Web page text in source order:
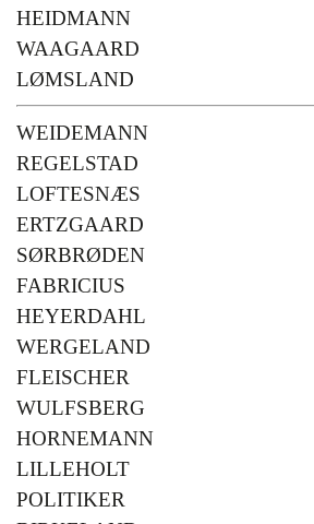
HEIDMANN
WAAGAARD
LØMSLAND
WEIDEMANN
REGELSTAD
LOFTESNÆS
ERTZGAARD
SØRBRØDEN
FABRICIUS
HEYERDAHL
WERGELAND
FLEISCHER
WULFSBERG
HORNEMANN
LILLEHOLT
POLITIKER